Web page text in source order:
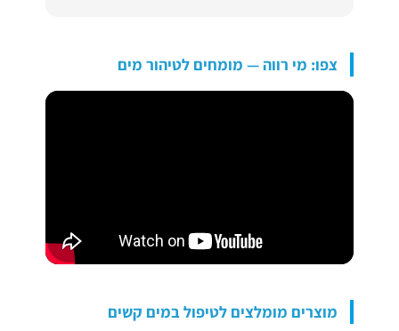
צפו: מי רווה — מומחים לטיהור מים
מוצרים מומלצים לטיפול במים קשים